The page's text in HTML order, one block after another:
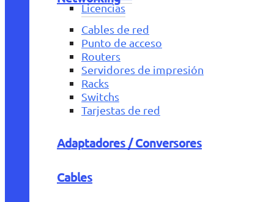
Licencias
Cables de red
Punto de acceso
Routers
Servidores de impresión
Racks
Switchs
Tarjestas de red
Adaptadores / Conversores
Cables